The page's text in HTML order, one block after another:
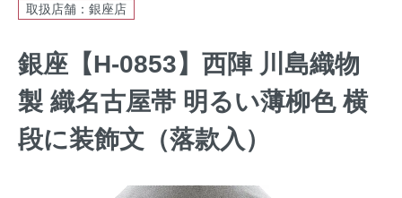
取扱店舗：銀座店
銀座【H-0853】西陣 川島織物
製 織名古屋帯 明るい薄柳色 横
段に装飾文（落款入）